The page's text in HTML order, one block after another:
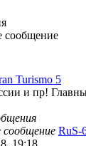
сообщение
Turismo 5
и пр!
сообщение RuS-
19:18